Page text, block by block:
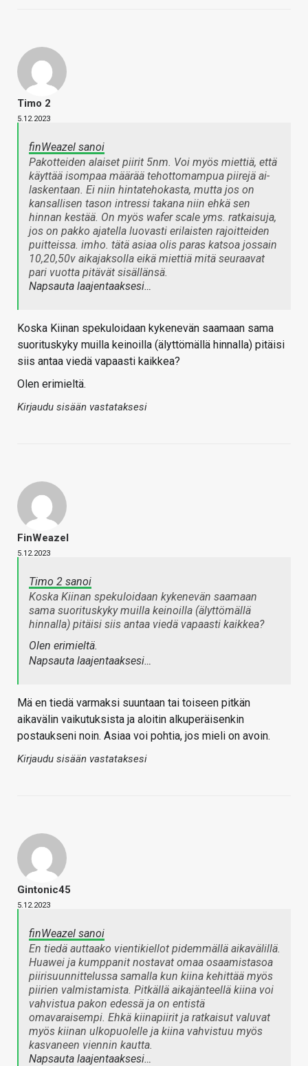
Timo 2
5.12.2023
finWeazel sanoi
Pakotteiden alaiset piirit 5nm. Voi myös miettiä, että
käyttää isompaa määrää tehottomampua piirejä ai-
laskentaan. Ei niin hintatehokasta, mutta jos on
kansallisen tason intressi takana niin ehkä sen
hinnan kestää. On myös wafer scale yms. ratkaisuja,
jos on pakko ajatella luovasti erilaisten rajoitteiden
puitteissa. imho. tätä asiaa olis paras katsoa jossain
10,20,50v aikajaksolla eikä miettiä mitä seuraavat
pari vuotta pitävät sisällänsä.
Napsauta laajentaaksesi…
Koska Kiinan spekuloidaan kykenevän saamaan sama
suorituskyky muilla keinoilla (älyttömällä hinnalla) pitäisi
siis antaa viedä vapaasti kaikkea?
Olen erimieltä.
Kirjaudu sisään vastataksesi
FinWeazel
5.12.2023
Timo 2 sanoi
Koska Kiinan spekuloidaan kykenevän saamaan
sama suorituskyky muilla keinoilla (älyttömällä
hinnalla) pitäisi siis antaa viedä vapaasti kaikkea?
Olen erimieltä.
Napsauta laajentaaksesi…
Mä en tiedä varmaksi suuntaan tai toiseen pitkän
aikavälin vaikutuksista ja aloitin alkuperäisenkin
postaukseni noin. Asiaa voi pohtia, jos mieli on avoin.
Kirjaudu sisään vastataksesi
Gintonic45
5.12.2023
finWeazel sanoi
En tiedä auttaako vientikiellot pidemmällä aikavälillä.
Huawei ja kumppanit nostavat omaa osaamistasoa
piirisuunnittelussa samalla kun kiina kehittää myös
piirien valmistamista. Pitkällä aikajänteellä kiina voi
vahvistua pakon edessä ja on entistä
omavaraisempi. Ehkä kiinapiirit ja ratkaisut valuvat
myös kiinan ulkopuolelle ja kiina vahvistuu myös
kasvaneen viennin kautta.
Napsauta laajentaaksesi…